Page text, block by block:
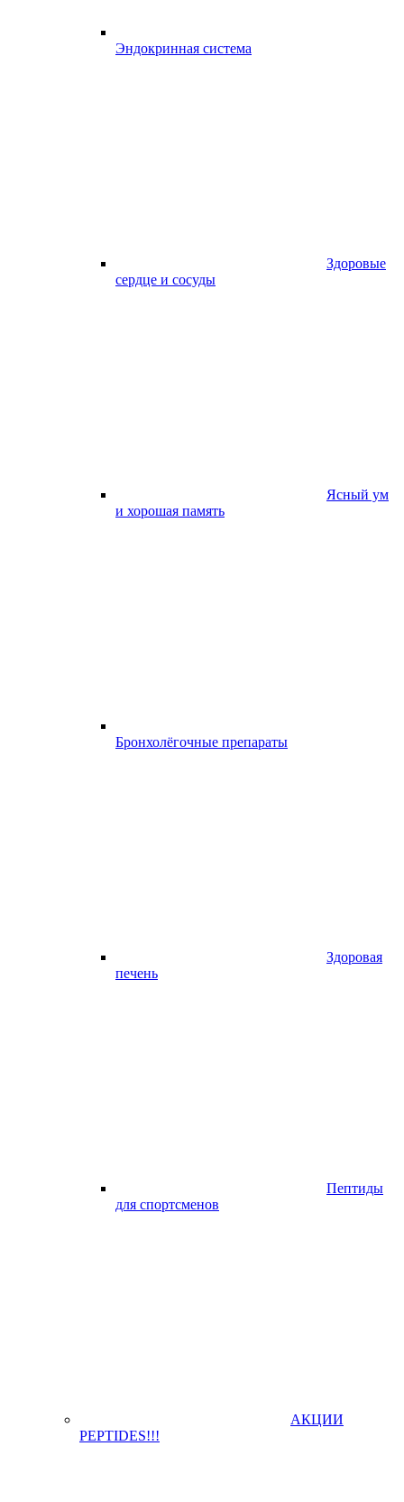
Эндокринная система
Здоровые
сердце и сосуды
Ясный ум
и хорошая память
Бронхолёгочные препараты
Здоровая
печень
Пептиды
для спортсменов
АКЦИИ
PEPTIDES!!!